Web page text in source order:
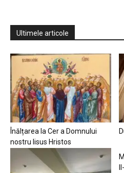
Ultimele articole
Înălțarea la Cer a Domnului
nostru Iisus Hristos